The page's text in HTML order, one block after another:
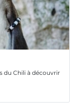
du Chili à découvrir